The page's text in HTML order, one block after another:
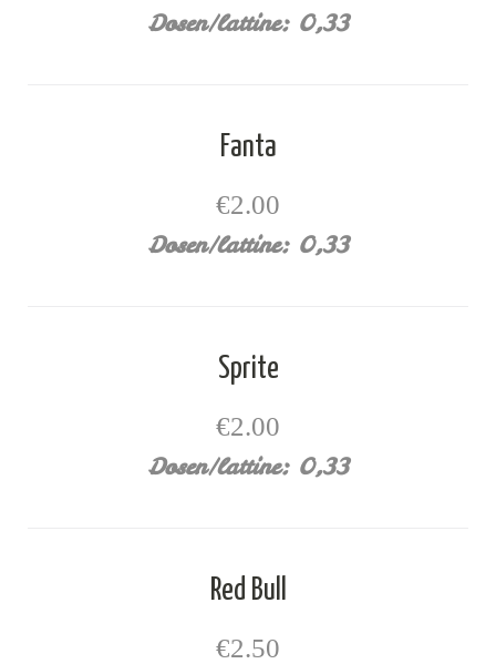
Dosen/lattine: 0,33
Fanta
€2.00
Dosen/lattine: 0,33
Sprite
€2.00
Dosen/lattine: 0,33
Red Bull
€2.50